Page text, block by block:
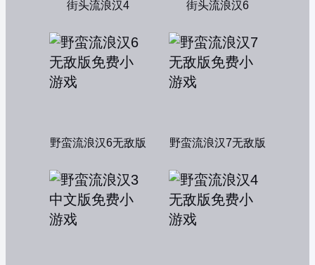
街头流浪汉4 街头流浪汉6
野蛮流浪汉6无敌版 野蛮流浪汉7无敌版